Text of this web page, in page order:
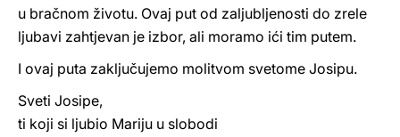
u bračnom životu. Ovaj put od zaljubljenosti do zrele
ljubavi zahtjevan je izbor, ali moramo ići tim putem.
I ovaj puta zaključujemo molitvom svetome Josipu.
Sveti Josipe,
ti koji si ljubio Mariju u slobodi